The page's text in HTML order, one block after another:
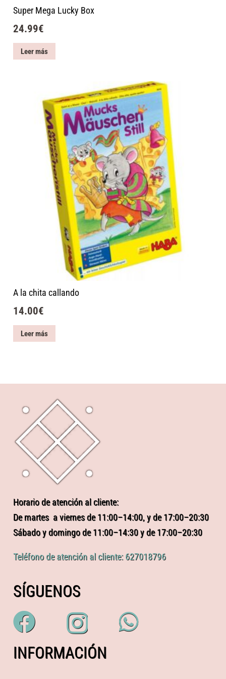
Super Mega Lucky Box
24.99€
Leer más
A la chita callando
14.00€
Leer más
Horario de atención al cliente:
De martes a viernes de 11:00–14:00, y de 17:00–20:30
Sábado y domingo de 11:00–14:30 y de 17:00–20:30
Teléfono de atención al cliente: 627018796
SÍGUENOS
INFORMACIÓN